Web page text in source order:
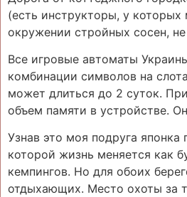
(есть инструкторы, у
окружении стройных сосен,
Все игровые автоматы
комбинации символов на
может длиться до 2 суток.
объем памяти в устройстве.
Узнав это моя подруга японка
которой жизнь меняется как
кемпингов. Но для обоих
отдыхающих. Место охоты за